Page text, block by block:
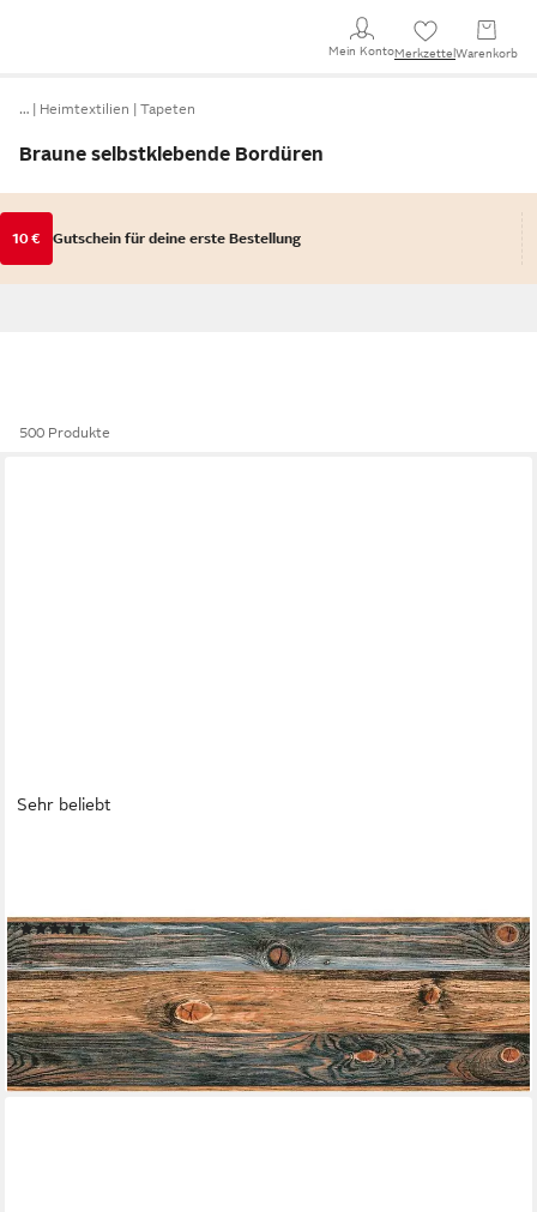
Mein KontoMerkzettel Warenkorb
… Heimtextilien Tapeten
Braune selbstklebende Bordüren
10 € Gutschein für deine erste Bestellung
500 Produkte
Sehr beliebt
(40)
ab 16,12 € UVP36,95 €
(18,96 €/ 1 qm)
-56%
lieferbar - in 3-4 Werktagen bei dir